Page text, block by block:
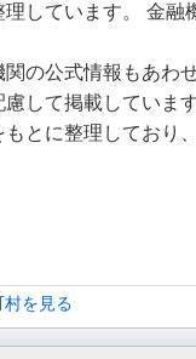
しています。 金融
の公式情報もあわ
して掲載しています
とに整理しており
を見る